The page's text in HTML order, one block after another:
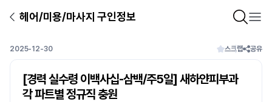
헤어/미용/마사지 구인정보
2025-12-30 스크랩 공유
[경력 실수령 이백사십-삼백/주5일] 새하얀피부과
각 파트별 정규직 충원